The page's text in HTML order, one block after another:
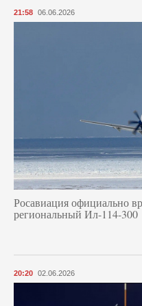
21:58 06.06.2026
Росавиация официально
региональный Ил-114-300
20:20 02.06.2026